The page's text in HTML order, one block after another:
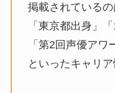
掲載されているの
「東京都出身」
「第2回声優アワ
といったキャリア